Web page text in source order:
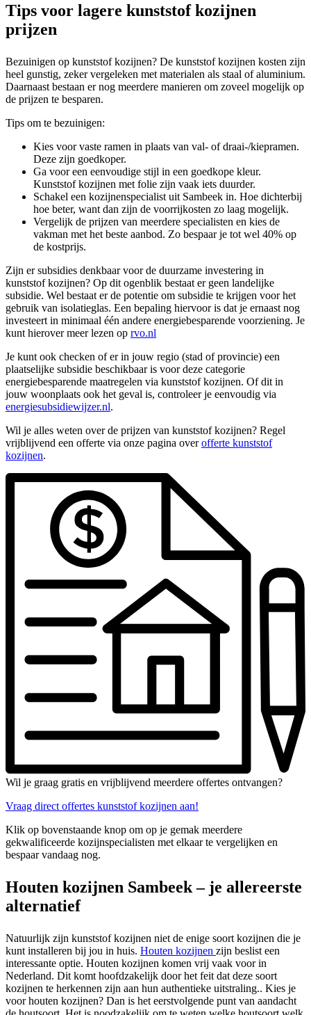
Tips voor lagere kunststof kozijnen
prijzen
Bezuinigen op kunststof kozijnen? De kunststof kozijnen kosten zijn
heel gunstig, zeker vergeleken met materialen als staal of aluminium.
Daarnaast bestaan er nog meerdere manieren om zoveel mogelijk op
de prijzen te besparen.
Tips om te bezuinigen:
Kies voor vaste ramen in plaats van val- of draai-/kiepramen.
Deze zijn goedkoper.
Ga voor een eenvoudige stijl in een goedkope kleur.
Kunststof kozijnen met folie zijn vaak iets duurder.
Schakel een kozijnenspecialist uit Sambeek in. Hoe dichterbij
hoe beter, want dan zijn de voorrijkosten zo laag mogelijk.
Vergelijk de prijzen van meerdere specialisten en kies de
vakman met het beste aanbod. Zo bespaar je tot wel 40% op
de kostprijs.
Zijn er subsidies denkbaar voor de duurzame investering in
kunststof kozijnen? Op dit ogenblik bestaat er geen landelijke
subsidie. Wel bestaat er de potentie om subsidie te krijgen voor het
gebruik van isolatieglas. Een bepaling hiervoor is dat je ernaast nog
investeert in minimaal één andere energiebesparende voorziening. Je
kunt hierover meer lezen op rvo.nl
Je kunt ook checken of er in jouw regio (stad of provincie) een
plaatselijke subsidie beschikbaar is voor deze categorie
energiebesparende maatregelen via kunststof kozijnen. Of dit in
jouw woonplaats ook het geval is, controleer je eenvoudig via
energiesubsidiewijzer.nl.
Wil je alles weten over de prijzen van kunststof kozijnen? Regel
vrijblijvend een offerte via onze pagina overofferte kunststof
kozijnen.
Wil je graag gratis en vrijblijvend meerdere offertes ontvangen?
Vraag direct offertes kunststof kozijnen aan!
Klik op bovenstaande knop om op je gemak meerdere
gekwalificeerde kozijnspecialisten met elkaar te vergelijken en
bespaar vandaag nog.
Houten kozijnen Sambeek – je allereerste
alternatief
Natuurlijk zijn kunststof kozijnen niet de enige soort kozijnen die je
kunt installeren bij jou in huis. Houten kozijnen zijn beslist een
interessante optie. Houten kozijnen komen vrij vaak voor in
Nederland. Dit komt hoofdzakelijk door het feit dat deze soort
kozijnen te herkennen zijn aan hun authentieke uitstraling.. Kies je
voor houten kozijnen? Dan is het eerstvolgende punt van aandacht